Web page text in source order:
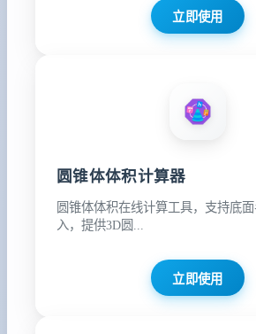
立即使用
圆锥体体积计算器
圆锥体体积在线计算工具，支持底
入，提供3D圆...
立即使用